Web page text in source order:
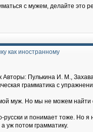
с мужем, делайте это
как иностранному
Авторы: Пулькина И. М.,
грамматика с
муж. Но мы не можем
русски и понимает тоже. Но
уж потом грамматику.